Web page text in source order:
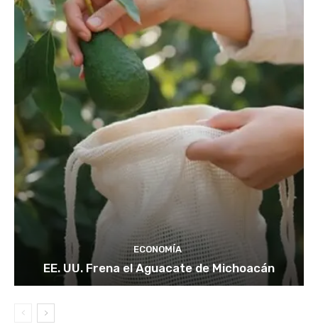
ECONOMÍA
EE. UU. Frena el Aguacate de Michoacán